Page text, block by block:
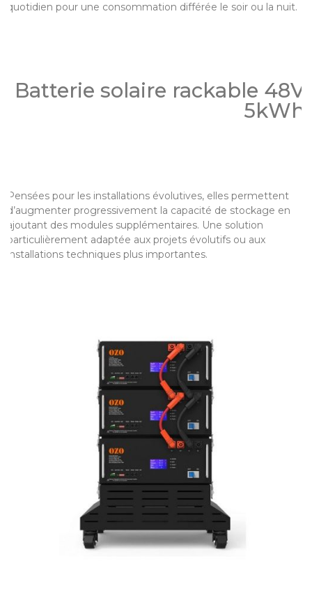
quotidien pour une consommation différée le soir ou la nuit.
Batterie solaire rackable 48V
5kWh
Pensées pour les installations évolutives, elles permettent
d’augmenter progressivement la capacité de stockage en
ajoutant des modules supplémentaires. Une solution
particulièrement adaptée aux projets évolutifs ou aux
installations techniques plus importantes.